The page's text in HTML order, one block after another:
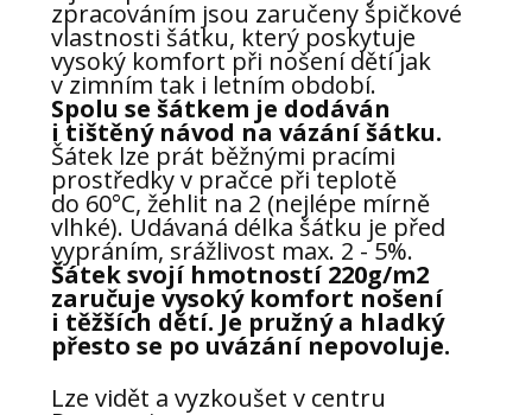
zpracováním jsou zaručeny špičkové
vlastnosti šátku, který poskytuje
vysoký komfort při nošení dětí jak
v zimním tak i letním období.
Spolu se šátkem je dodáván
i tištěný návod na vázání šátku.
Šátek lze prát běžnými pracími
prostředky v pračce při teplotě
do 60°C, žehlit na 2 (nejlépe mírně
vlhké). Udávaná délka šátku je před
vypráním, srážlivost max. 2 - 5%.
Šátek svojí hmotností 220g/m2
zaručuje vysoký komfort nošení
i těžších dětí. Je pružný a hladký
přesto se po uvázání nepovoluje.
Lze vidět a vyzkoušet v centru